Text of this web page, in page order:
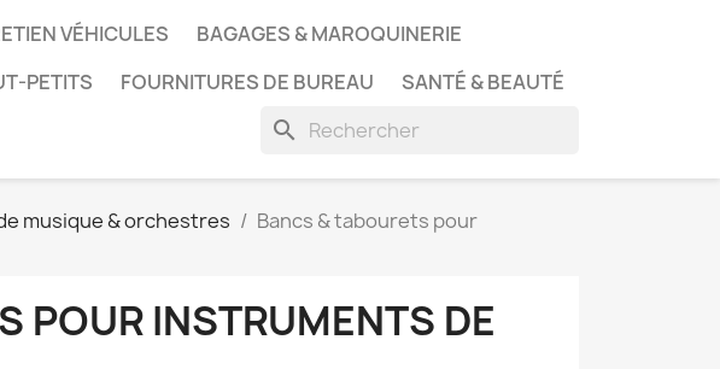
VÉHICULES
BAGAGES & MAROQUINERIE
PETITS FOURNITURES DE BUREAU SANTÉ & BEAUTÉ
search
musique & orchestres
Bancs & tabourets pour
POUR INSTRUMENTS DE